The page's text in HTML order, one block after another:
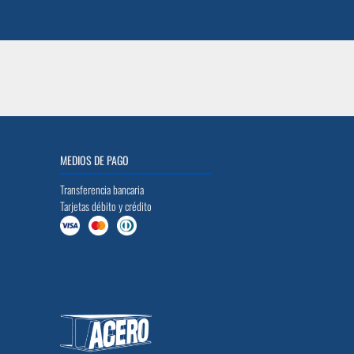
MEDIOS DE PAGO
Transferencia bancaria
Tarjetas débito y crédito